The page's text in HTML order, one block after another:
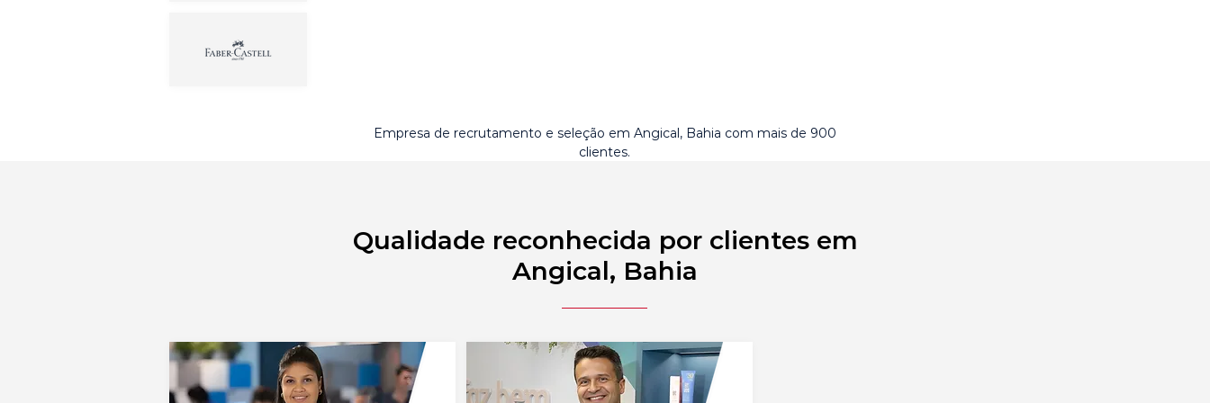
Empresa de recrutamento e seleção em Angical, Bahia com mais de 900
clientes.
Qualidade reconhecida por clientes em
Angical, Bahia